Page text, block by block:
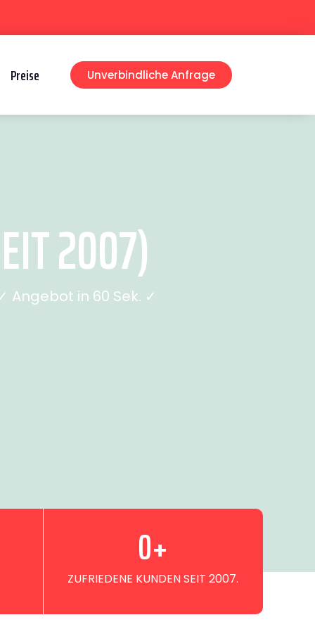
Preise Unverbindliche Anfrage
2007)
Angebot in 60 Sek. ✓
ZUFRIEDENE KUNDEN SEIT 2007.
0+